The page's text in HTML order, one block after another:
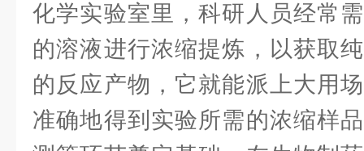
化学实验室里，科研人员经常
的溶液进行浓缩提炼，以获取
的反应产物，它就能派上大用
准确地得到实验所需的浓缩样